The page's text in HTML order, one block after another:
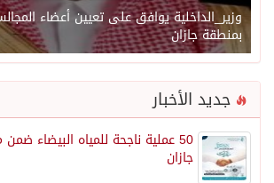
وزير_الداخلية يوافق على تعيين أعضاء
بمنطقة جازان
جديد الأخبار
50 عملية ناجحة للمياه البيضاء
جازان